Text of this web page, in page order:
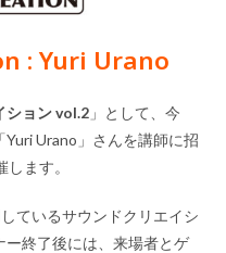
: Yuri Urano
ション vol.2 」として、今
Urano」さんを講師に招
します。
ているサウンドクリエイシ
ー終了後には、来場者とゲ